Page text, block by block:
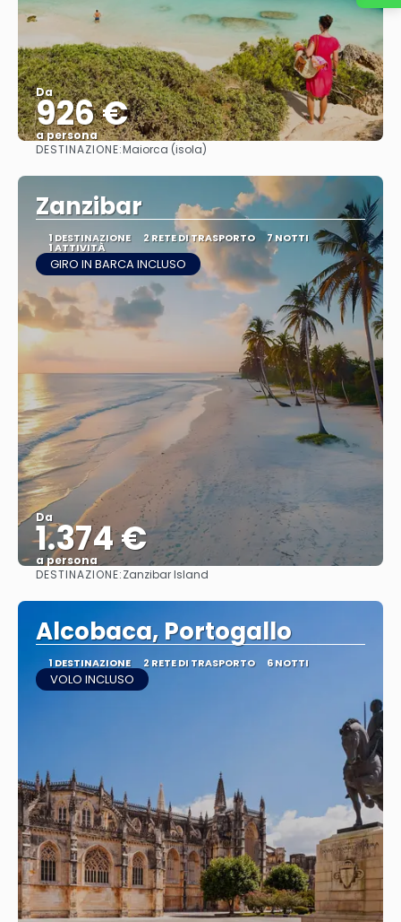
Da
926 €
a persona
Vedere
DESTINAZIONE:Maiorca (isola)
Zanzibar
1 DESTINAZIONE 2 RETE DI TRASPORTO 7 NOTTI
1 ATTIVITÀ
GIRO IN BARCA INCLUSO
Da
1.374 €
a persona
Vedere
DESTINAZIONE:Zanzibar Island
Alcobaca, Portogallo
1 DESTINAZIONE 2 RETE DI TRASPORTO 6 NOTTI
VOLO INCLUSO